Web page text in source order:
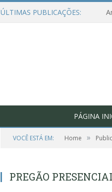
ÚLTIMAS PUBLICAÇÕES:
PÁGINA
VOCÊ ESTÁ EM: Home »
PREGÃO